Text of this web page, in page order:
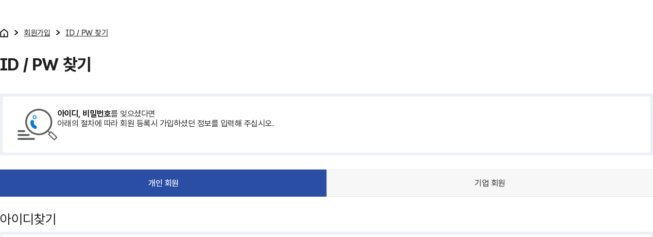
회원가입 ID / PW 찾기
ID / PW 찾기
아이디, 비밀번호를 잊으셨다면
아래의 절차에 따라 회원 등록시 가입하셨던 정보를 입력해 주십시오.
개인 회원 기업 회원
아이디찾기